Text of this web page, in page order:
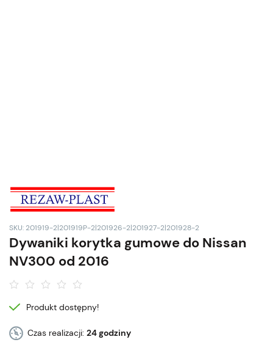
SKU: 201919-2|201919P-2|201926-2|201927-2|201928-2
Dywaniki korytka gumowe do Nissan
NV300 od 2016
Produkt dostępny!
Czas realizacji: 24 godziny